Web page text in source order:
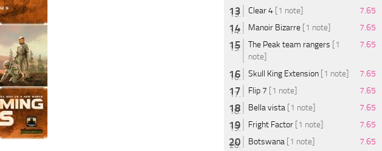
Clear 4 [1 note]
7.65
Manoir Bizarre [1 note]
7.65
The Peak team rangers [1
note]
7.65
Skull King Extension [1 note]
7.65
Flip 7 [1 note]
7.65
Bella vista [1 note]
7.65
Fright Factor [1 note]
7.65
Botswana [1 note] 7.65